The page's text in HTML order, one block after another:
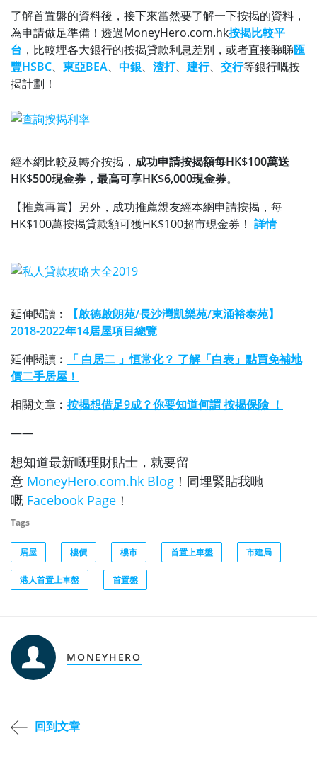
了解首置盤的資料後，接下來當然要了解一下按揭的資料，
為申請做足準備！透過MoneyHero.com.hk按揭比較平
台 ，比較埋各大銀行的按揭貸款利息差別，或者直接睇睇匯
豐HSBC、 東亞BEA、 中銀、 渣打、 建行、 交行等銀行嘅按
揭計劃！
經本網比較及轉介按揭， 成功申請按揭額每HK$100萬送
HK$500現金券，最高可享HK$6,000現金券。
【推薦再賞】另外，成功推薦親友經本網申請按揭，每
HK$100萬按揭貸款額可獲HK$100超市現金券！ 詳情
延伸閱讀︰
【啟德啟朗苑/長沙灣凱樂苑/東涌裕泰苑】
2018-2022年14居屋項目總覽
延伸閱讀︰
「 白居二 」恒常化？ 了解「白表」點買免補地
價二手居屋！
相關文章︰ 按揭想借足9成？你要知道何謂 按揭保險 ！
——
想知道最新嘅理財貼士，就要留
意 MoneyHero.com.hk Blog ！同埋緊貼我哋
嘅 Facebook Page ！
Tags
居屋 樓價 樓市 首置上車盤 市建局
港人首置上車盤 首置盤
MONEYHERO
回到文章